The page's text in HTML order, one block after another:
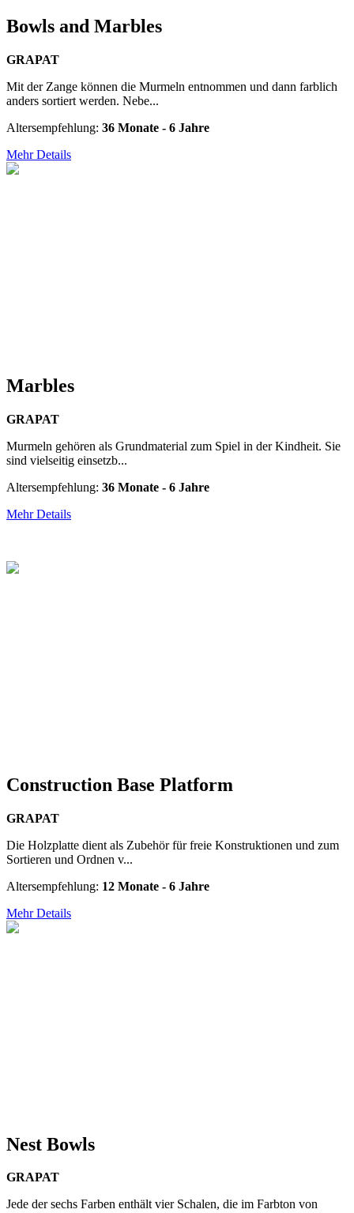
Bowls and Marbles
GRAPAT
Mit der Zange können die Murmeln entnommen und dann farblich
anders sortiert werden. Nebe...
Altersempfehlung: 36 Monate - 6 Jahre
Mehr Details
Marbles
GRAPAT
Murmeln gehören als Grundmaterial zum Spiel in der Kindheit. Sie
sind vielseitig einsetzb...
Altersempfehlung: 36 Monate - 6 Jahre
Mehr Details
Construction Base Platform
GRAPAT
Die Holzplatte dient als Zubehör für freie Konstruktionen und zum
Sortieren und Ordnen v...
Altersempfehlung: 12 Monate - 6 Jahre
Mehr Details
Nest Bowls
GRAPAT
Jede der sechs Farben enthält vier Schalen, die im Farbton von